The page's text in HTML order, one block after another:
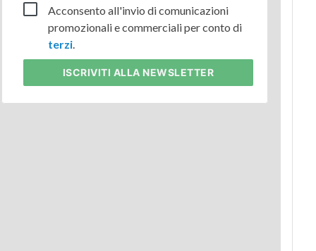
Acconsento all'invio di comunicazioni
promozionali e commerciali per conto di
terzi.
ISCRIVITI ALLA NEWSLETTER